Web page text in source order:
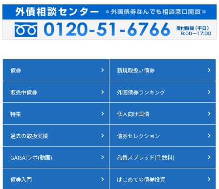
債券 新規取扱い債券
販売中債券 外国債券ランキング
特集 個人向け国債
過去の取扱実績 債券セレクション
GAISAIラボ(動画) 為替スプレッド(手数料)
債券入門 はじめての債券投資